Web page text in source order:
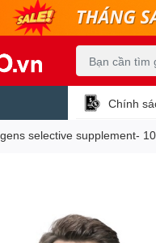
Chính
selective supplement-